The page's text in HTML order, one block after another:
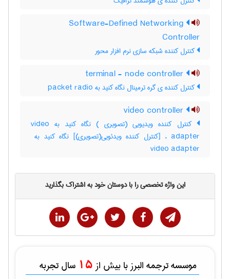
Software-Defined Networking
Controller
کنترل کننده شبکه سازی نرم افزار محور
کنترل کننده ی گره ترمینال نگاه کنید به packet radio
کنترل کننده ویدیویی (تصویری ) نگاه کنید به video
video adapter
این واژه تخصصی را با دوستان خود به اشتراک بگذارید
موسسه ترجمه البرز با بیش از 15 سال تجربه